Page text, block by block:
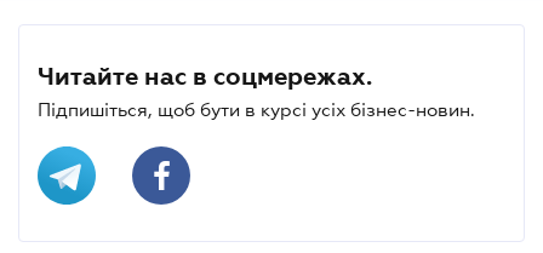
Читайте нас в соцмережах.
Підпишіться, щоб бути в курсі усіх бізнес-новин.